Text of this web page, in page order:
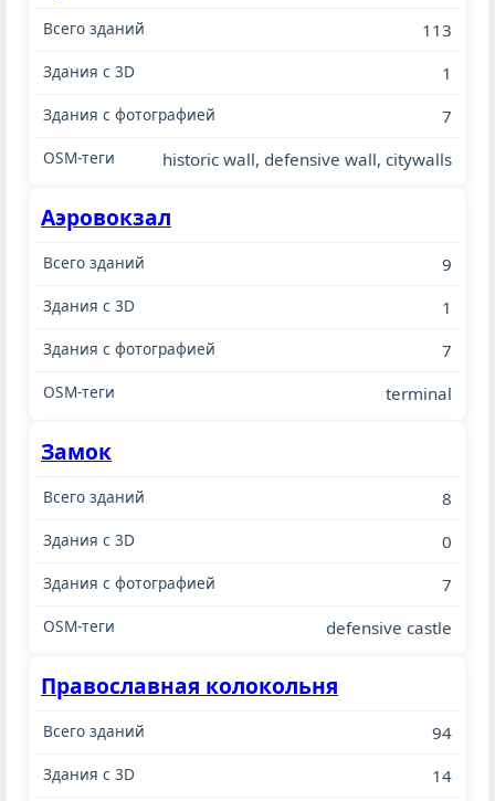
113
1
7
historic wall, defensive wall, citywalls
Аэровокзал
9
1
7
terminal
Замок
8
0
7
defensive castle
Православная колокольня
94
14